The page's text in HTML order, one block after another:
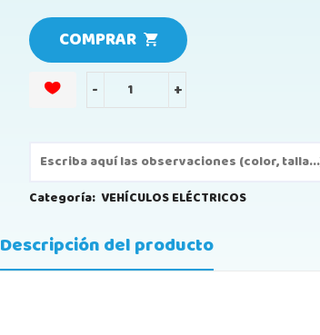
COMPRAR
- +
Categoría: VEHÍCULOS ELÉCTRICOS
Descripción del producto